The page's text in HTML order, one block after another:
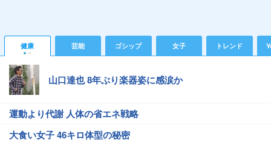
健康 芸能 ゴシップ 女子 トレンド
山口達也 8年ぶり楽器姿に感涙か
運動より代謝 人体の省エネ戦略
大食い女子 46キロ体型の秘密